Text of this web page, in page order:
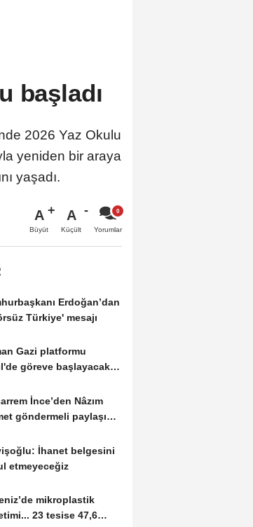
başladı
2026 Yaz Okulu
yeniden bir araya
yaşadı.
A
Büyüt
A
Küçült Yorumlar
Erdoğan’dan
Türkiye' mesajı
Gazi platformu
göreve başlayacak...
İnce’den Nâzım
göndermeli paylaşım:
İhanet belgesini
etmeyeceğiz
mikroplastik
23 tesise 47,6